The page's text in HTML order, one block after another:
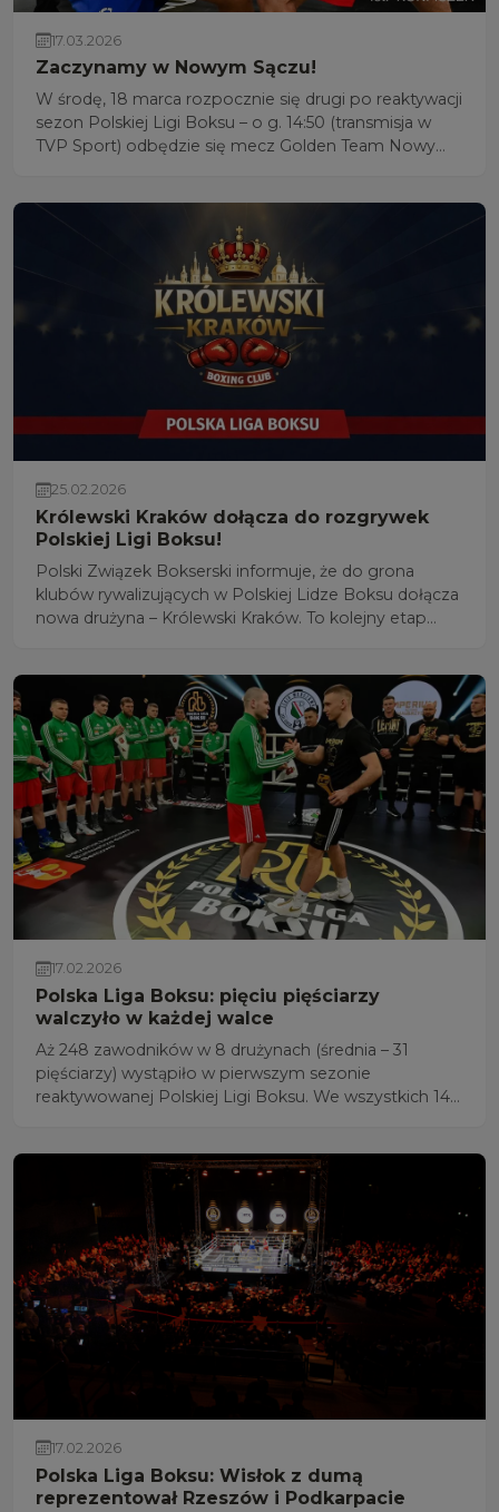
17.03.2026
Zaczynamy w Nowym Sączu!
W środę, 18 marca rozpocznie się drugi po reaktywacji
sezon Polskiej Ligi Boksu – o g. 14:50 (transmisja w
TVP Sport) odbędzie się mecz Golden Team Nowy
25.02.2026
Królewski Kraków dołącza do rozgrywek
Polskiej Ligi Boksu!
Polski Związek Bokserski informuje, że do grona
klubów rywalizujących w Polskiej Lidze Boksu dołącza
nowa drużyna – Królewski Kraków. To kolejny etap
17.02.2026
Polska Liga Boksu: pięciu pięściarzy
walczyło w każdej walce
Aż 248 zawodników w 8 drużynach (średnia – 31
pięściarzy) wystąpiło w pierwszym sezonie
reaktywowanej Polskiej Ligi Boksu. We wszystkich 14
Paweł Sajda (+90 kg) – po 10 zwycięstw i 4 porażki.
Michał Akoto-Ampaw reprezentuje RKB Wisłok 1995
Rzeszów, a Paweł Sajda Imperium Boxing Wałbrzych.
17.02.2026
Polska Liga Boksu: Wisłok z dumą
reprezentował Rzeszów i Podkarpacie